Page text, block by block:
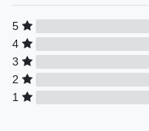
5
4
3
2
1